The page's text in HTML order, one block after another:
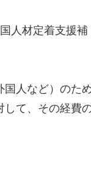
人材定着支援補
国人など）のた
して、その経費